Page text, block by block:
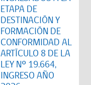
ETAPA DE
DESTINACIÓN Y
FORMACIÓN DE
CONFORMIDAD AL
ARTÍCULO 8 DE LA
LEY Nº 19.664,
INGRESO AÑO